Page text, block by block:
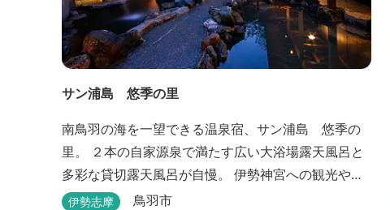
サン浦島 悠季の里
南鳥羽の海を一望できる温泉宿、サン浦島 悠季の
里。 ２本の自家源泉で満たす広い大浴場露天風呂と
多彩な貸切露天風呂が自慢。 伊勢神宮への観光や、
水族館、志摩スペイン村など、伊勢志摩の温泉旅行
伊勢志摩 鳥羽市